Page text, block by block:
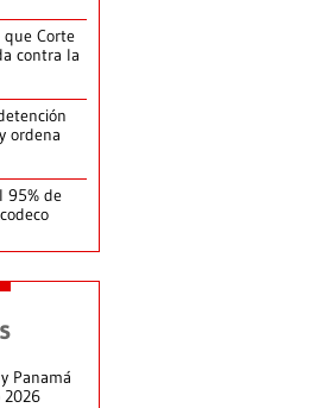
que Corte
contra la
ordena
95% de
Panamá
2026